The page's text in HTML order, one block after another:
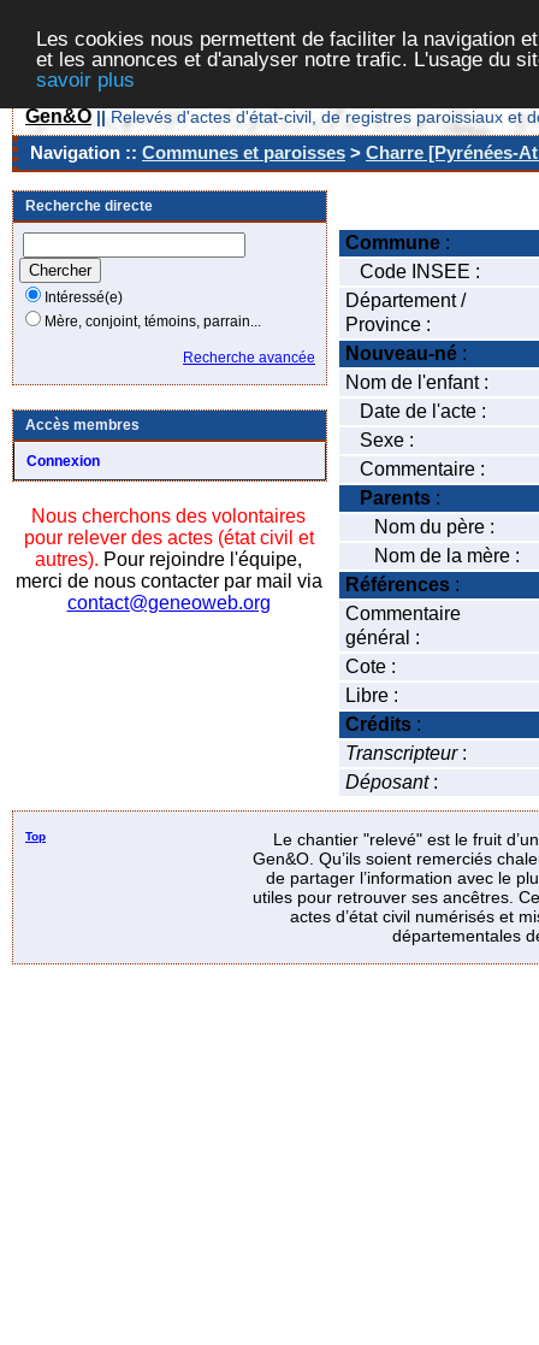
Les cookies nous permettent de faciliter la navigation
et les annonces et d'analyser notre trafic. L'usage du
savoir plus
Gen&O || Relevés d'actes d'état-civil, de registres paroissiaux et
Navigation :: Communes et paroisses > Charre [Pyrénées-
Recherche directe
Intéressé(e)
Mère, conjoint, témoins, parrain...
Recherche avancée
Accès membres
Connexion
Nous cherchons des volontaires
pour relever des actes (état civil et
autres). Pour rejoindre l'équipe,
merci de nous contacter par mail via
contact@geneoweb.org
Commune :
Code INSEE :
Département /
Province :
Nouveau-né :
Nom de l'enfant :
Date de l'acte :
Sexe :
Commentaire :
Parents :
Nom du père :
Nom de la mère :
Références :
Commentaire
général :
Cote :
Libre :
Crédits :
Transcripteur:
Déposant:
Top
Le chantier "relevé" est le fruit
Gen&O. Qu’ils soient remerciés
de partager l’information avec le
utiles pour retrouver ses ancêtres.
actes d’état civil numérisés et
départementales